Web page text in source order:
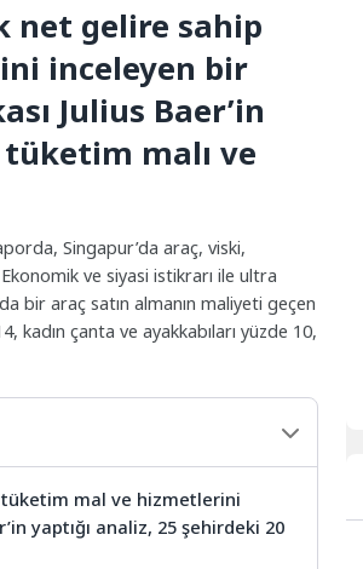
net gelire sahip
inceleyen bir
Julius Baer’in
tüketim malı ve
Singapur’da araç, viski,
ve siyasi istikrarı ile ultra
bir araç satın almanın maliyeti geçen
kadın çanta ve ayakkabıları yüzde 10,
tüketim mal ve hizmetlerini
yaptığı analiz, 25 şehirdeki 20